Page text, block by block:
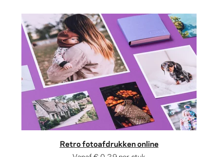
Retro fotoafdrukken online